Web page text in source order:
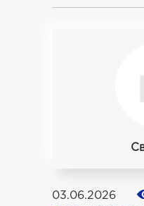
03.06.2026